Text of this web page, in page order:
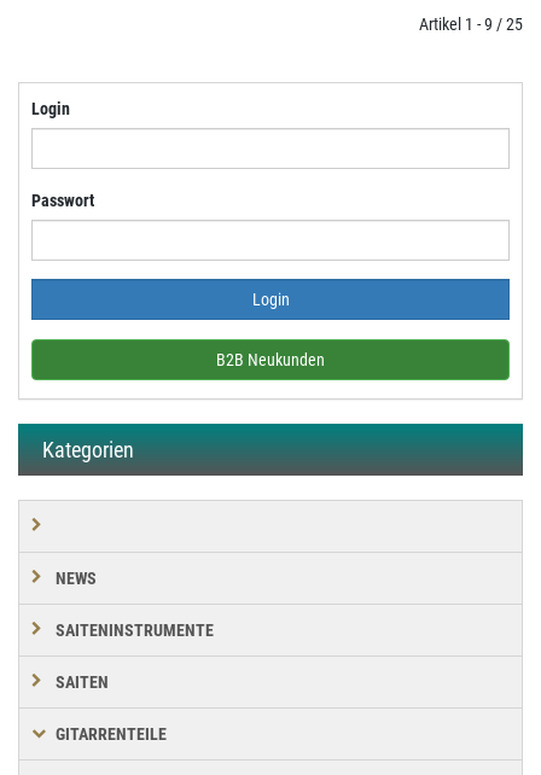
Artikel 1 - 9 / 25
Login
Passwort
B2B Neukunden
Kategorien
NEWS
SAITENINSTRUMENTE
SAITEN
GITARRENTEILE